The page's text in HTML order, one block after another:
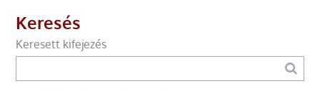
Keresés
Keresett kifejezés